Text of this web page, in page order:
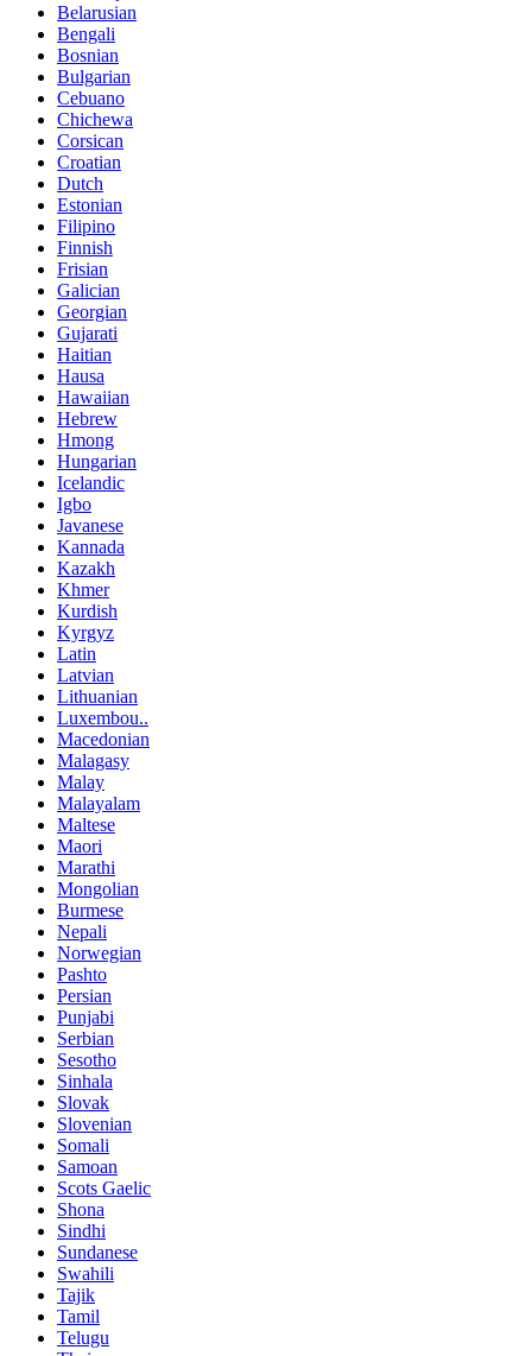
Belarusian
Bengali
Bosnian
Bulgarian
Cebuano
Chichewa
Corsican
Croatian
Dutch
Estonian
Filipino
Finnish
Frisian
Galician
Georgian
Gujarati
Haitian
Hausa
Hawaiian
Hebrew
Hmong
Hungarian
Icelandic
Igbo
Javanese
Kannada
Kazakh
Khmer
Kurdish
Kyrgyz
Latin
Latvian
Lithuanian
Luxembou..
Macedonian
Malagasy
Malay
Malayalam
Maltese
Maori
Marathi
Mongolian
Burmese
Nepali
Norwegian
Pashto
Persian
Punjabi
Serbian
Sesotho
Sinhala
Slovak
Slovenian
Somali
Samoan
Scots Gaelic
Shona
Sindhi
Sundanese
Swahili
Tajik
Tamil
Telugu